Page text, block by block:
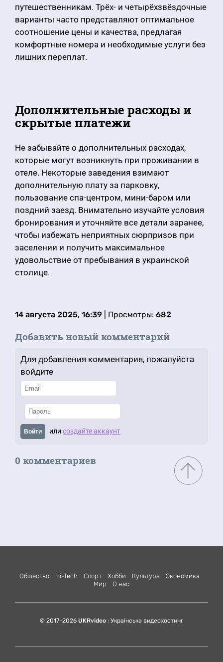
путешественникам. Трёх- и четырёхзвёздочные
варианты часто представляют оптимальное
соотношение цены и качества, предлагая
комфортные номера и необходимые услуги без
лишних переплат.
Дополнительные расходы и
скрытые платежи
Не забывайте о дополнительных расходах,
которые могут возникнуть при проживании в
отеле. Некоторые заведения взимают
дополнительную плату за парковку,
пользование спа-центром, мини-баром или
поздний заезд. Внимательно изучайте условия
бронирования и уточняйте все детали заранее,
чтобы избежать неприятных сюрпризов при
заселении и получить максимальное
удовольствие от пребывания в украинской
столице.
14 августа 2025, 16:39 | Просмотры: 682
Добавить новый комментарий
Для добавления комментария, пожалуйста
войдите
Войти или создайте аккаунт
0 комментариев
Общество Hi-Tech Спорт Хобби Культура
Экономика
Мир
О нас
© 2017-2026 UKRvideo : Українська видеохостинг